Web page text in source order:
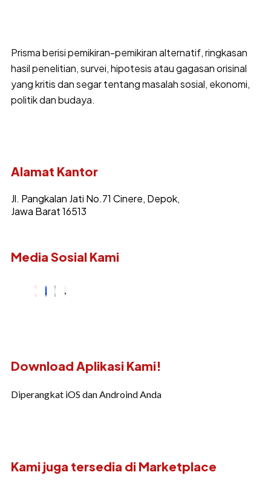
Prisma berisi pemikiran-pemikiran alternatif, ringkasan
hasil penelitian, survei, hipotesis atau gagasan orisinal
yang kritis dan segar tentang masalah sosial, ekonomi,
politik dan budaya.
Alamat Kantor
Jl. Pangkalan Jati No.71 Cinere, Depok,
Jawa Barat 16513
Media Sosial Kami
Download Aplikasi Kami!
Diperangkat iOS dan Androind Anda
Kami juga tersedia di Marketplace